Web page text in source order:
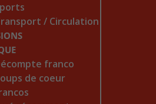
/ Circulation
franco
de coeur